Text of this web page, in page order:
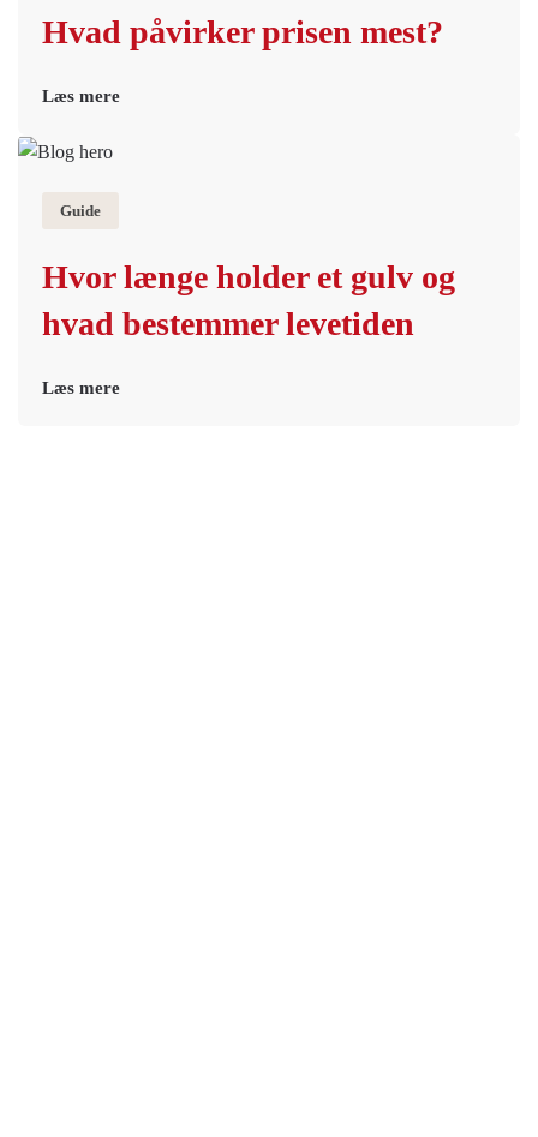
Hvad påvirker prisen mest?
Læs mere
Guide
Hvor længe holder et gulv og
hvad bestemmer levetiden
Læs mere